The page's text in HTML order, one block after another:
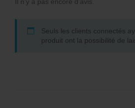
Seuls les clients connectés
produit ont la possibilité de